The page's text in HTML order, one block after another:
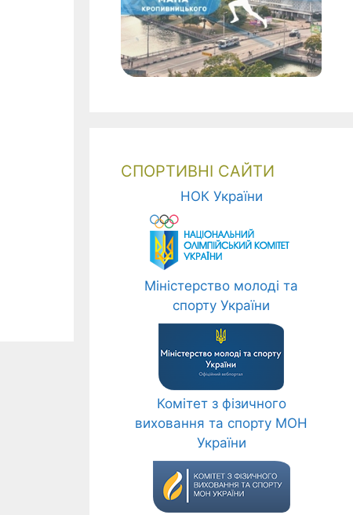
СПОРТИВНІ САЙТИ
НОК України
Міністерство молоді та
спорту України
Комітет з фізичного
виховання та спорту МОН
України